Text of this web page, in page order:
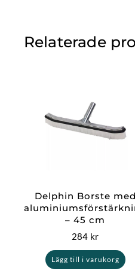
Relaterade
Delphin Borste med
– 45 cm
284 kr
Lägg till i varukorg